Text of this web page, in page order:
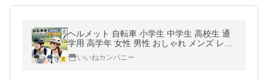
ヘルメット 自転車 小学生 中学生 高校生 通
学用 高学年 女性 男性 おしゃれ メンズ レデ
ィース サイズ調整 男女兼用 通勤 軽量 軽い
CE 補助金 補助金対象
いいねカンパニー